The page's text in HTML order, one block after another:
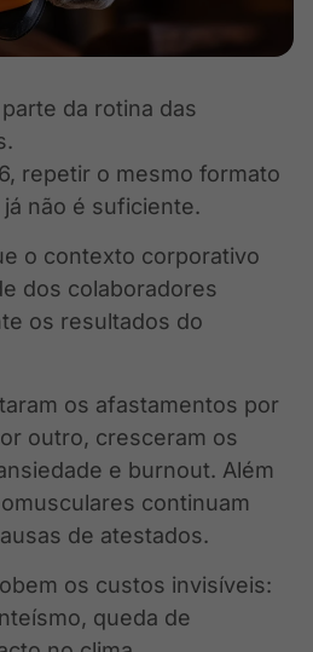
da rotina das
repetir o mesmo formato
não é suficiente.
o contexto corporativo
dos colaboradores
os resultados do
os afastamentos por
outro, cresceram os
e burnout. Além
continuam
de atestados.
os custos invisíveis:
queda de